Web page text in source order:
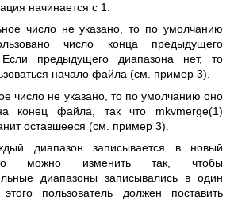
начинается с 1.
число не указано, то по умолчанию
число конца предыдущего
Если предыдущего диапазона нет, то
начало файла (см. пример 3).
число не указано, то по умолчанию оно
конец файла, так что mkvmerge(1)
оставшееся (см. пример 3).
диапазон записывается в новый
можно изменить так, чтобы
диапазоны записывались в один
пользователь должен поставить